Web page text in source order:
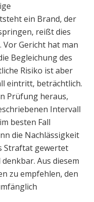
ein Brand, der
reißt dies
Gericht hat man
Begleichung des
Risiko ist aber
eintritt, beträchtlich.
Prüfung heraus,
Intervall
besten Fall
die Nachlässigkeit
Straftat gewertet
Aus diesem
zu empfehlen, den